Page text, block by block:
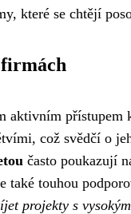
které se chtějí
aktivním přístupem
což svědčí o
často poukazují
také touhou
projekty s